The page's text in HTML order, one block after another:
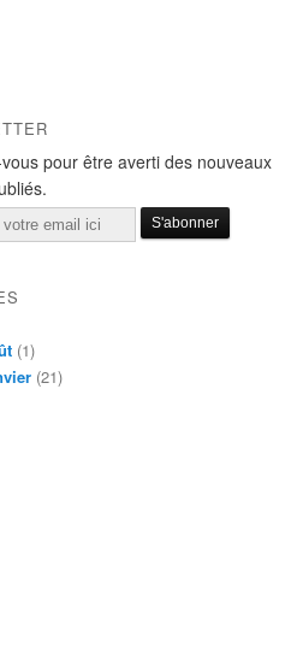
pour être averti des nouveaux
(1)
(21)